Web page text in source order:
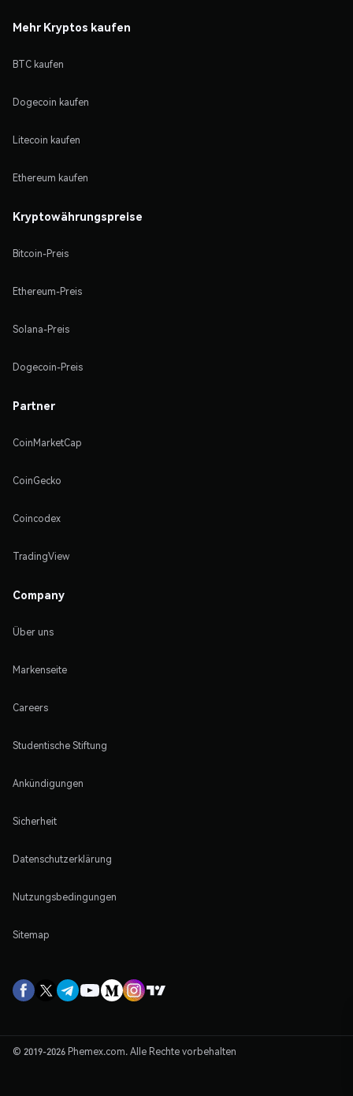
Mehr Kryptos kaufen
BTC kaufen
Dogecoin kaufen
Litecoin kaufen
Ethereum kaufen
Kryptowährungspreise
Bitcoin-Preis
Ethereum-Preis
Solana-Preis
Dogecoin-Preis
Partner
CoinMarketCap
CoinGecko
Coincodex
TradingView
Company
Über uns
Markenseite
Careers
Studentische Stiftung
Ankündigungen
Sicherheit
Datenschutzerklärung
Nutzungsbedingungen
Sitemap
© 2019-2026 Phemex.com. Alle Rechte vorbehalten